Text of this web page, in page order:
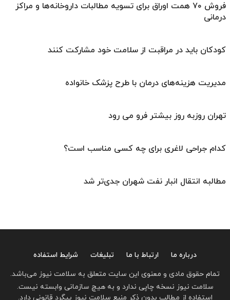
فروش ۷۰ همت اوراق برای تسویه مطالبات داروخانه‌ها و مراکز
درمانی
کودکان باید در مراقبت از سلامت خود مشارکت کنند
مدیریت هزینه‌های درمان با طرح پزشک خانواده
تهران روزبه ‌روز بیشتر فرو می‌ رود
کدام جراحی لاغری برای چه کسی مناسب است؟
مطالبه انتقال انبار نفت شهران جدی‌تر شد
درباره ما ارتباط با ما تبلیغات
شرایط استفاده
تمام حقوق مادی و معنوی این سایت متعلق به سلامت نیوز می‌باشد.
سلامت نیوز نسخه چاپی ندارد و به هیچ سازمانی وابسته نیست.
استفاده از مطالب بدون ذکر منبع سلامت نیوز پیگرد قانونی دارد.